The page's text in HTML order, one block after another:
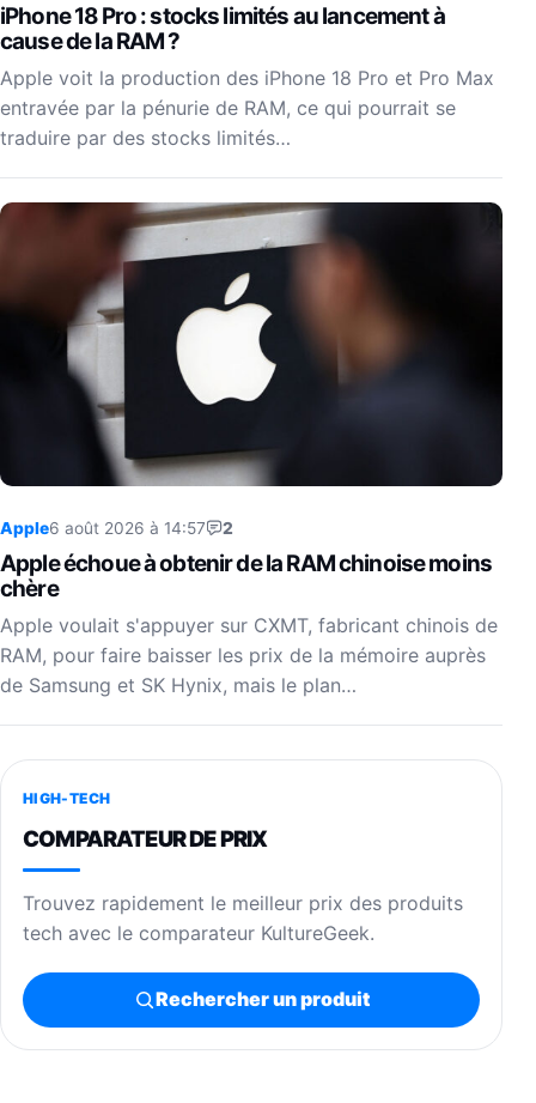
iPhone 18 Pro : stocks limités au lancement à
cause de la RAM ?
Apple voit la production des iPhone 18 Pro et Pro Max
entravée par la pénurie de RAM, ce qui pourrait se
traduire par des stocks limités…
Apple6 août 2026 à 14:57 2
Apple échoue à obtenir de la RAM chinoise moins
chère
Apple voulait s'appuyer sur CXMT, fabricant chinois de
RAM, pour faire baisser les prix de la mémoire auprès
de Samsung et SK Hynix, mais le plan…
HIGH-TECH
COMPARATEUR DE PRIX
Trouvez rapidement le meilleur prix des produits
tech avec le comparateur KultureGeek.
Rechercher un produit